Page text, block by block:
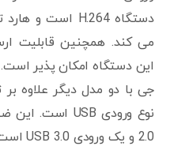
می کند. همچنین قابلیت
جی با دو مدل دیگر علاوه بر
2.0 و یک ورودی USB 3.0 است.